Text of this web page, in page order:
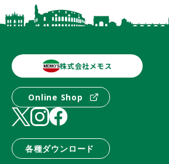
株式会社メモス
Online Shop
各種ダウンロード